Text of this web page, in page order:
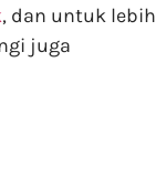
, dan untuk lebih
juga